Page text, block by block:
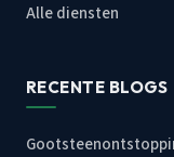
Alle diensten
RECENTE BLOGS